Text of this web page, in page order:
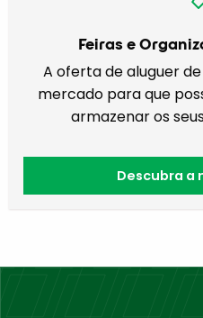
Feiras e
A oferta de aluguer
mercado para que
armazenar os
Descubra a